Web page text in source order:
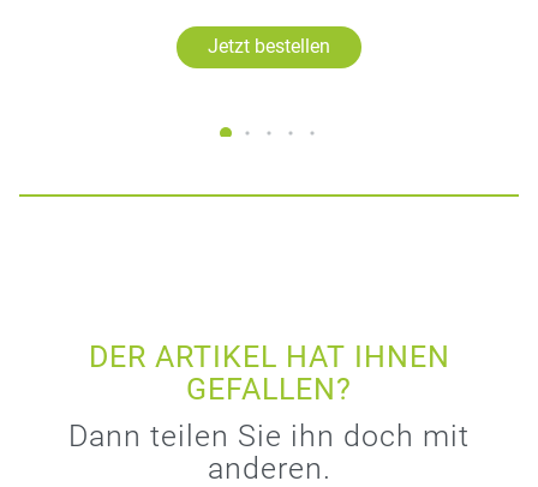
Jetzt bestellen
DER ARTIKEL HAT IHNEN
GEFALLEN?
Dann teilen Sie ihn doch mit
anderen.